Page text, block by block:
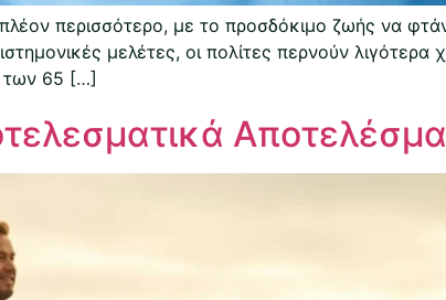
περισσότερο, με το προσδόκιμο ζωής να
μελέτες, οι πολίτες περνούν λιγότερα
των 65 […]